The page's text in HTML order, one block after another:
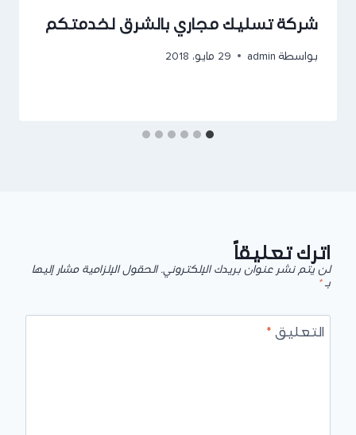
شركة تسليك مجاري بالشرق لخدمتكم
بواسطة admin 29 مايو، 2018
اترك تعليقاً
لن يتم نشر عنوان بريدك الإلكتروني. الحقول الإلزامية مشار إليها
بـ*
التعليق *